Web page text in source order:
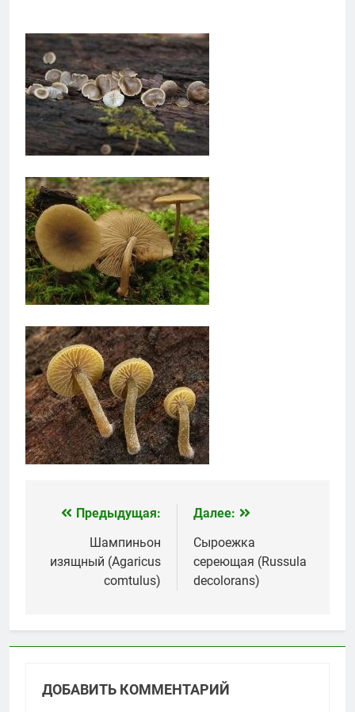
Навигация
записям
Предыдущая:
Шампиньон
изящный (Agaricus
comtulus)
Далее:
Сыроежка
сереющая (Russula
decolorans)
ДОБАВИТЬ КОММЕНТАРИЙ